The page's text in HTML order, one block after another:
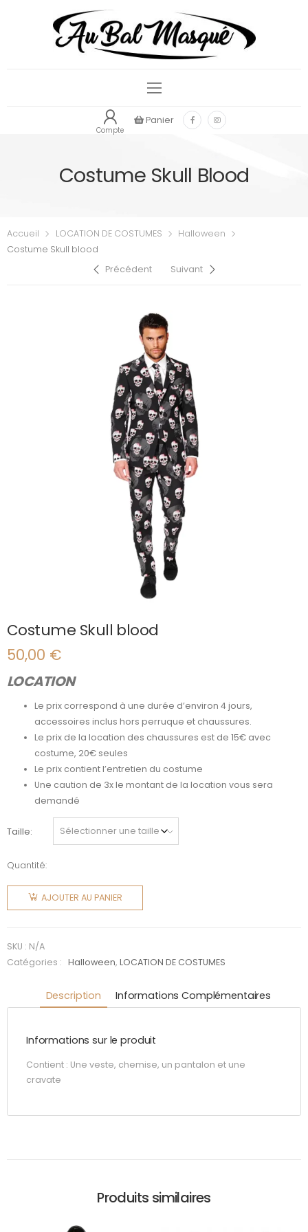
Compte
Panier
Costume Skull Blood
Accueil LOCATION DE COSTUMES
Halloween
Costume Skull blood
Précédent
Suivant
Costume Skull blood
50,00 €
LOCATION
Le prix correspond à une durée d’environ 4 jours,
accessoires inclus hors perruque et chaussures.
Le prix de la location des chaussures est de 15€ avec
costume, 20€ seules
Le prix contient l’entretien du costume
Une caution de 3x le montant de la location vous sera
demandé
Taille
Quantité:
quantité
Costume
blood
AJOUTER AU PANIER
SKU : N/A
Catégories :
Halloween,LOCATION DE COSTUMES
Description Informations Complémentaires
Informations sur le produit
Contient : Une veste, chemise, un pantalon et une
cravate
Produits similaires